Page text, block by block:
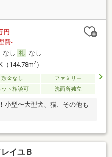
円
費-
なし
なし
（144.78m2）
敷金なし
ファミリー
ット相談可 洗面所独立
小型〜大型犬、猫、その他も
イユＢ